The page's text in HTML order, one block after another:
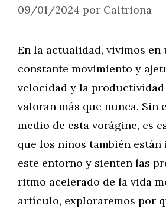
09/01/2024 por Caitriona
En la actualidad, vivimos en
constante movimiento y
velocidad y la productividad
valoran más que nunca. Sin
medio de esta vorágine, es
que los niños también están
este entorno y sienten las
ritmo acelerado de la vida
artículo, exploraremos por